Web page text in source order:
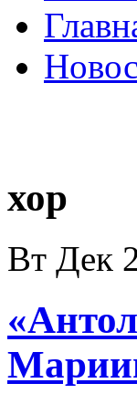
хор
Вт Дек